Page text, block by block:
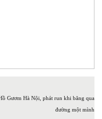
Gươm Hà Nội, phát run khi băng qua
đường một mình